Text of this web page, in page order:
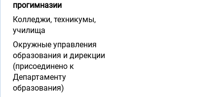
прогимназии
Колледжи, техникумы,
училища
Окружные управления
образования и дирекции
(присоединено к
Департаменту
образования)